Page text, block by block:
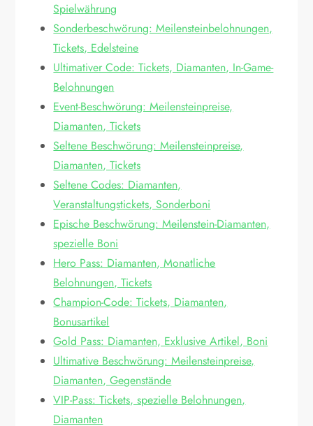
Spielwährung
Sonderbeschwörung: Meilensteinbelohnungen,
Tickets, Edelsteine
Ultimativer Code: Tickets, Diamanten, In-Game-
Belohnungen
Event-Beschwörung: Meilensteinpreise,
Diamanten, Tickets
Seltene Beschwörung: Meilensteinpreise,
Diamanten, Tickets
Seltene Codes: Diamanten,
Veranstaltungstickets, Sonderboni
Epische Beschwörung: Meilenstein-Diamanten,
spezielle Boni
Hero Pass: Diamanten, Monatliche
Belohnungen, Tickets
Champion-Code: Tickets, Diamanten,
Bonusartikel
Gold Pass: Diamanten, Exklusive Artikel, Boni
Ultimative Beschwörung: Meilensteinpreise,
Diamanten, Gegenstände
VIP-Pass: Tickets, spezielle Belohnungen,
Diamanten